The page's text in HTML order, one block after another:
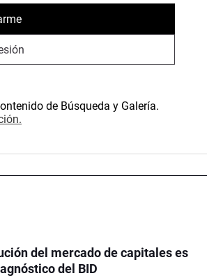
de Búsqueda y Galería.
del mercado de capitales es
del BID